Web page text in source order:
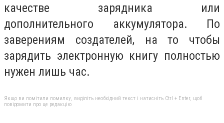
качестве зарядника или
дополнительного аккумулятора. По
заверениям создателей, на то чтобы
зарядить электронную книгу полностью
нужен лишь час.
Якщо ви помітили помилку, виділіть необхідний текст і натисніть Ctrl + Enter, щоб
повідомити про це редакцію